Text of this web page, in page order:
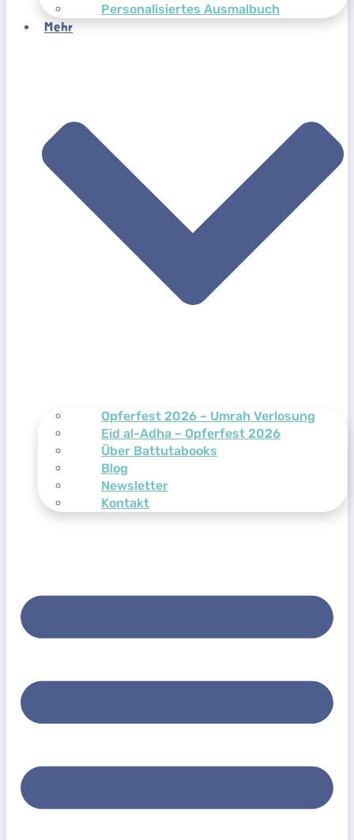
Personalisiertes Ausmalbuch
Mehr
Opferfest 2026 – Umrah Verlosung
Eid al-Adha – Opferfest 2026
Über Battutabooks
Blog
Newsletter
Kontakt